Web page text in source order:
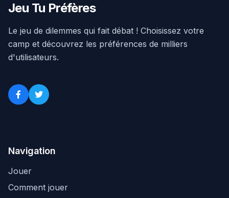
Jeu Tu Préfères
Le jeu de dilemmes qui fait débat ! Choisissez votre
camp et découvrez les préférences de milliers
d'utilisateurs.
Navigation
Jouer
Comment jouer